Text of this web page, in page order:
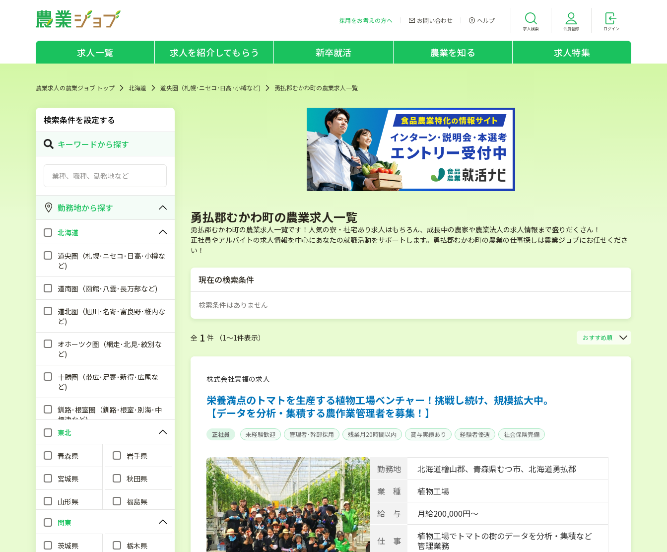
採用をお考えの方へ お問い合わせ ヘルプ
求人検索 会員登録 ログイン
求人一覧 求人を紹介してもらう 新卒就活 農業を知る 求人特集
農業求人の農業ジョブ トップ 北海道 道央圏（札幌･ニセコ･日高･小樽など) 勇払郡むかわ町の農業求人一覧
検索条件を設定する
キーワードから探す
勤務地から探す
北海道
道央圏（札幌･ニセコ･日高･小樽な
ど)
道南圏（函館･八雲･長万部など)
道北圏（旭川･名寄･富良野･稚内な
ど)
オホーツク圏（網走･北見･紋別な
ど)
十勝圏（帯広･足寄･新得･広尾な
ど)
釧路･根室圏（釧路･根室･別海･中
標津など)
東北
青森県 岩手県
宮城県 秋田県
山形県 福島県
関東
茨城県 栃木県
勇払郡むかわ町の農業求人一覧
勇払郡むかわ町の農業求人一覧です！人気の寮・社宅あり求人はもちろん、成長中の農家や農業法人の求人情報まで盛りだくさん！
正社員やアルバイトの求人情報を中心にあなたの就職活動をサポートします。勇払郡むかわ町の農業の仕事探しは農業ジョブにお任せくださ
い！
現在の検索条件
検索条件はありません
全 1 件 （1〜1件表示） おすすめ順
株式会社寅福の求人
栄養満点のトマトを生産する植物工場ベンチャー！挑戦し続け、規模拡大中。
【データを分析・集積する農作業管理者を募集！】
正社員 未経験歓迎 管理者･幹部採用 残業月20時間以内 賞与実績あり 経験者優遇 社会保険完備
勤務地
北海道檜山郡、青森県むつ市、北海道勇払郡
業 種
植物工場
給 与
月給200,000円～
仕 事
植物工場でトマトの樹のデータを分析・集積など
管理業務